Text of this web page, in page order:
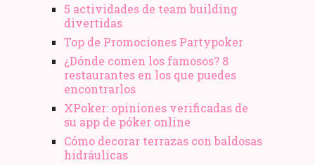
5 actividades de team building
divertidas
Top de Promociones Partypoker
¿Dónde comen los famosos? 8
restaurantes en los que puedes
encontrarlos
XPoker: opiniones verificadas de
su app de póker online
Cómo decorar terrazas con baldosas
hidráulicas